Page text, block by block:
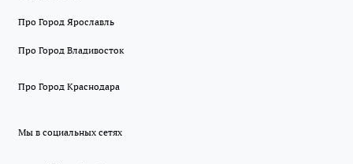
Про Город Ярославль
Про Город Владивосток
Про Город Краснодара
Мы в социальных сетях